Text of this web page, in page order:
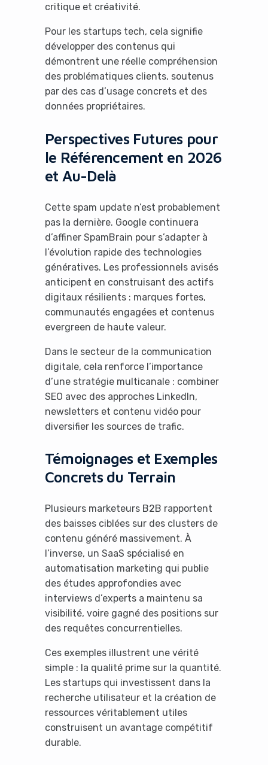
critique et créativité.
Pour les startups tech, cela signifie
développer des contenus qui
démontrent une réelle compréhension
des problématiques clients, soutenus
par des cas d’usage concrets et des
données propriétaires.
Perspectives Futures pour
le Référencement en 2026
et Au-Delà
Cette spam update n’est probablement
pas la dernière. Google continuera
d’affiner SpamBrain pour s’adapter à
l’évolution rapide des technologies
génératives. Les professionnels avisés
anticipent en construisant des actifs
digitaux résilients : marques fortes,
communautés engagées et contenus
evergreen de haute valeur.
Dans le secteur de la communication
digitale, cela renforce l’importance
d’une stratégie multicanale : combiner
SEO avec des approches LinkedIn,
newsletters et contenu vidéo pour
diversifier les sources de trafic.
Témoignages et Exemples
Concrets du Terrain
Plusieurs marketeurs B2B rapportent
des baisses ciblées sur des clusters de
contenu généré massivement. À
l’inverse, un SaaS spécialisé en
automatisation marketing qui publie
des études approfondies avec
interviews d’experts a maintenu sa
visibilité, voire gagné des positions sur
des requêtes concurrentielles.
Ces exemples illustrent une vérité
simple : la qualité prime sur la quantité.
Les startups qui investissent dans la
recherche utilisateur et la création de
ressources véritablement utiles
construisent un avantage compétitif
durable.